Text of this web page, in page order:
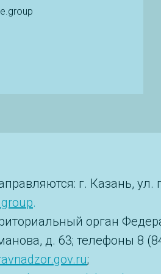
г. Казань, ул.
.
орган
д. 63; телефоны 8
;